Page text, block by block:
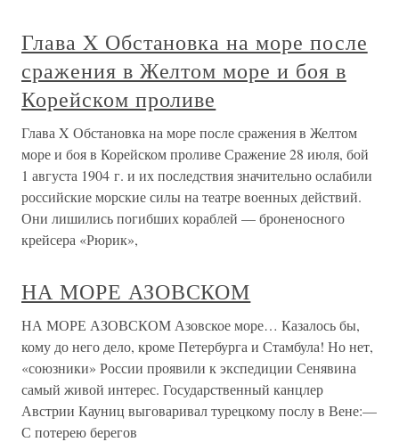
Глава X Обстановка на море после
сражения в Желтом море и боя в
Корейском проливе
Глава X Обстановка на море после сражения в Желтом
море и боя в Корейском проливе Сражение 28 июля, бой
1 августа 1904 г. и их последствия значительно ослабили
российские морские силы на театре военных действий.
Они лишились погибших кораблей — броненосного
крейсера «Рюрик»,
НА МОРЕ АЗОВСКОМ
НА МОРЕ АЗОВСКОМ Азовское море… Казалось бы,
кому до него дело, кроме Петербурга и Стамбула! Но нет,
«союзники» России проявили к экспедиции Сенявина
самый живой интерес. Государственный канцлер
Австрии Кауниц выговаривал турецкому послу в Вене:—
С потерею берегов